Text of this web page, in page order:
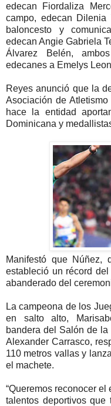
edecan Fiordaliza
campo, edecan
baloncesto y
edecan Angie Gabriela
Álvarez Belén,
edecanes a Emelys
Reyes anunció que la
Asociación de
hace la entidad
Dominicana y
Manifestó que Núñez,
estableció un récord
abanderado del
La campeona de los
en salto alto,
bandera del Salón de
Alexander Carrasco,
110 metros vallas y
el machete.
“Queremos reconocer
talentos deportivos